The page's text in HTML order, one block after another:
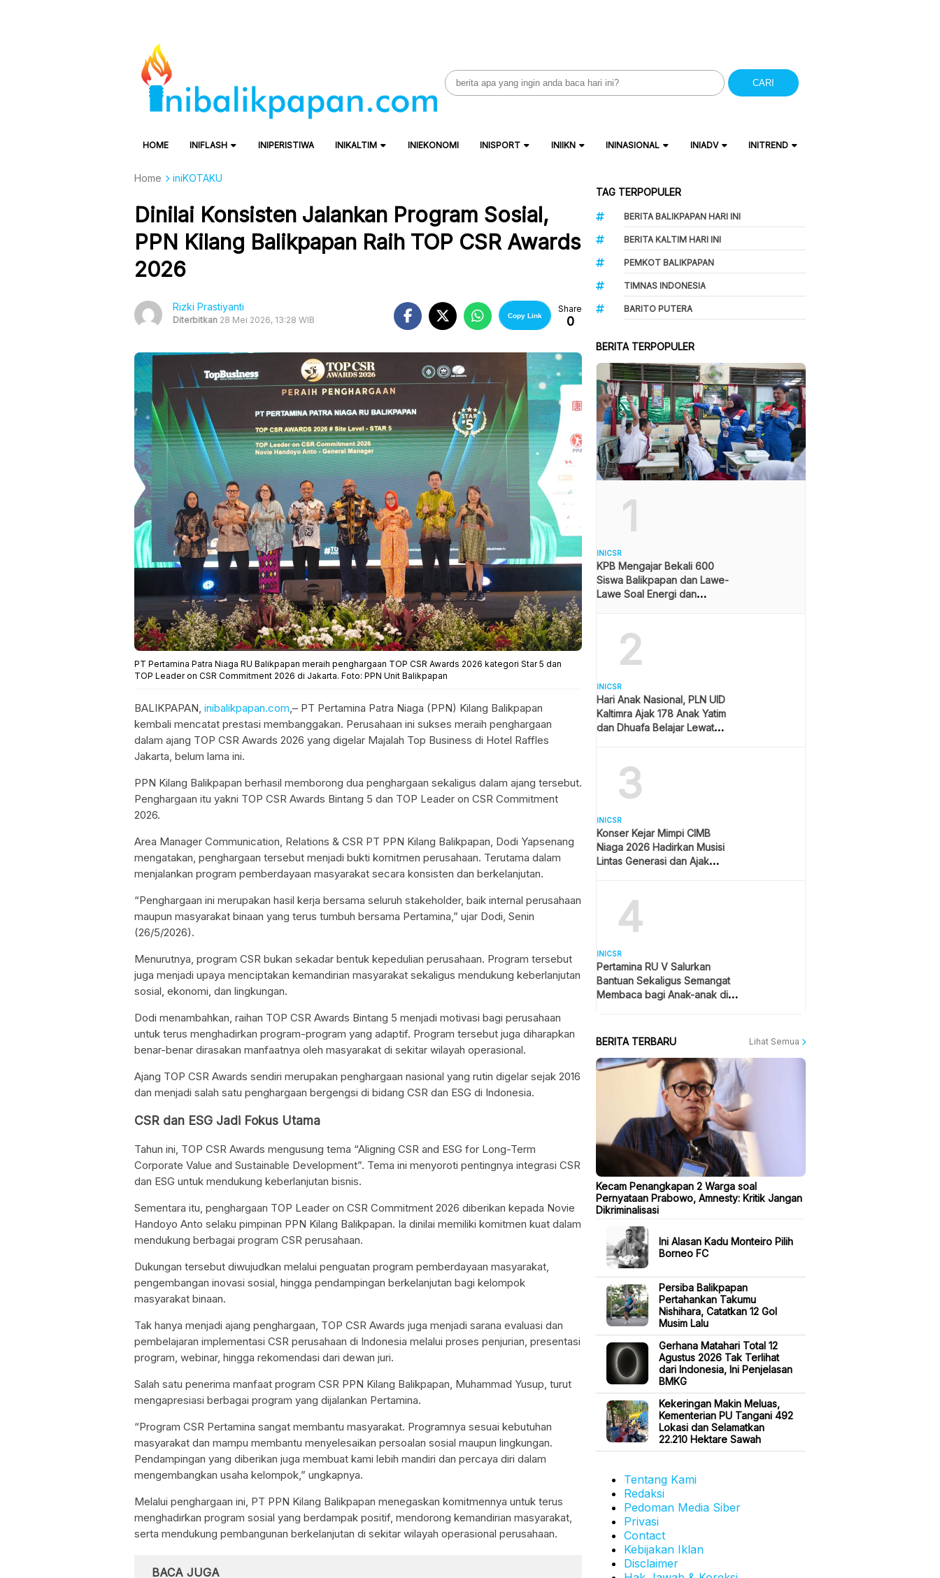
Search
for:
CARI
HOME INIFLASH INIPERISTIWA INIKALTIM INIEKONOMI INISPORT INIIKN ININASIONAL INIADV INITREND
Home iniKOTAKU
Dinilai Konsisten Jalankan Program Sosial,
PPN Kilang Balikpapan Raih TOP CSR Awards
2026
Rizki Prastiyanti
Diterbitkan 28 Mei 2026, 13:28 WIB Copy Link
Share
0
PT Pertamina Patra Niaga RU Balikpapan meraih penghargaan TOP CSR Awards 2026 kategori Star 5 dan
TOP Leader on CSR Commitment 2026 di Jakarta. Foto: PPN Unit Balikpapan
BALIKPAPAN, inibalikpapan.com,– PT Pertamina Patra Niaga (PPN) Kilang Balikpapan
kembali mencatat prestasi membanggakan. Perusahaan ini sukses meraih penghargaan
dalam ajang TOP CSR Awards 2026 yang digelar Majalah Top Business di Hotel Raffles
Jakarta, belum lama ini.
PPN Kilang Balikpapan berhasil memborong dua penghargaan sekaligus dalam ajang tersebut.
Penghargaan itu yakni TOP CSR Awards Bintang 5 dan TOP Leader on CSR Commitment
2026.
Area Manager Communication, Relations & CSR PT PPN Kilang Balikpapan, Dodi Yapsenang
mengatakan, penghargaan tersebut menjadi bukti komitmen perusahaan. Terutama dalam
menjalankan program pemberdayaan masyarakat secara konsisten dan berkelanjutan.
“Penghargaan ini merupakan hasil kerja bersama seluruh stakeholder, baik internal perusahaan
maupun masyarakat binaan yang terus tumbuh bersama Pertamina,” ujar Dodi, Senin
(26/5/2026).
Menurutnya, program CSR bukan sekadar bentuk kepedulian perusahaan. Program tersebut
juga menjadi upaya menciptakan kemandirian masyarakat sekaligus mendukung keberlanjutan
sosial, ekonomi, dan lingkungan.
Dodi menambahkan, raihan TOP CSR Awards Bintang 5 menjadi motivasi bagi perusahaan
untuk terus menghadirkan program-program yang adaptif. Program tersebut juga diharapkan
benar-benar dirasakan manfaatnya oleh masyarakat di sekitar wilayah operasional.
Ajang TOP CSR Awards sendiri merupakan penghargaan nasional yang rutin digelar sejak 2016
dan menjadi salah satu penghargaan bergengsi di bidang CSR dan ESG di Indonesia.
CSR dan ESG Jadi Fokus Utama
Tahun ini, TOP CSR Awards mengusung tema “Aligning CSR and ESG for Long-Term
Corporate Value and Sustainable Development”. Tema ini menyoroti pentingnya integrasi CSR
dan ESG untuk mendukung keberlanjutan bisnis.
Sementara itu, penghargaan TOP Leader on CSR Commitment 2026 diberikan kepada Novie
Handoyo Anto selaku pimpinan PPN Kilang Balikpapan. Ia dinilai memiliki komitmen kuat dalam
mendukung berbagai program CSR perusahaan.
Dukungan tersebut diwujudkan melalui penguatan program pemberdayaan masyarakat,
pengembangan inovasi sosial, hingga pendampingan berkelanjutan bagi kelompok
masyarakat binaan.
Tak hanya menjadi ajang penghargaan, TOP CSR Awards juga menjadi sarana evaluasi dan
pembelajaran implementasi CSR perusahaan di Indonesia melalui proses penjurian, presentasi
program, webinar, hingga rekomendasi dari dewan juri.
Salah satu penerima manfaat program CSR PPN Kilang Balikpapan, Muhammad Yusup, turut
mengapresiasi berbagai program yang dijalankan Pertamina.
“Program CSR Pertamina sangat membantu masyarakat. Programnya sesuai kebutuhan
masyarakat dan mampu membantu menyelesaikan persoalan sosial maupun lingkungan.
Pendampingan yang diberikan juga membuat kami lebih mandiri dan percaya diri dalam
mengembangkan usaha kelompok,” ungkapnya.
Melalui penghargaan ini, PT PPN Kilang Balikpapan menegaskan komitmennya untuk terus
menghadirkan program sosial yang berdampak positif, mendorong kemandirian masyarakat,
serta mendukung pembangunan berkelanjutan di sekitar wilayah operasional perusahaan.
BACA JUGA
TAG TERPOPULER
BERITA BALIKPAPAN HARI INI
BERITA KALTIM HARI INI
PEMKOT BALIKPAPAN
TIMNAS INDONESIA
BARITO PUTERA
BERITA TERPOPULER
1
INICSR
KPB Mengajar Bekali 600
Siswa Balikpapan dan Lawe-
Lawe Soal Energi dan
2
INICSR
Hari Anak Nasional, PLN UID
Kaltimra Ajak 178 Anak Yatim
dan Dhuafa Belajar Lewat
3
INICSR
Konser Kejar Mimpi CIMB
Niaga 2026 Hadirkan Musisi
Lintas Generasi dan Ajak
4
INICSR
Pertamina RU V Salurkan
Bantuan Sekaligus Semangat
Membaca bagi Anak-anak di
BERITA TERBARU Lihat Semua
Kecam Penangkapan 2 Warga soal
Pernyataan Prabowo, Amnesty: Kritik Jangan
Dikriminalisasi
Ini Alasan Kadu Monteiro Pilih
Borneo FC
Persiba Balikpapan
Pertahankan Takumu
Nishihara, Catatkan 12 Gol
Musim Lalu
Gerhana Matahari Total 12
Agustus 2026 Tak Terlihat
dari Indonesia, Ini Penjelasan
BMKG
Kekeringan Makin Meluas,
Kementerian PU Tangani 492
Lokasi dan Selamatkan
22.210 Hektare Sawah
Tentang Kami
Redaksi
Pedoman Media Siber
Privasi
Contact
Kebijakan Iklan
Disclaimer